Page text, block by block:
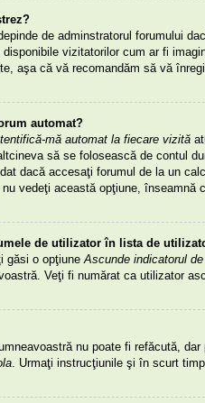
de adminstratorul forumului
vizitatorilor cum ar fi
aşa că vă recomandăm să vă
automat?
mă automat la fiecare vizită
să se folosească de contul
dacă accesaţi forumul de la un
vedeţi această opţiune, înseamnă
de utilizator în lista de
găsi o opţiuneAscunde indicatorul
Veţi fi numărat ca utilizator
nu poate fi refăcută,
. Urmaţi instrucţiunile şi în scurt